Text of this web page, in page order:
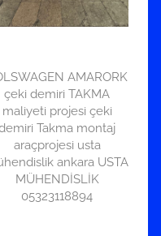
AMARORK
çeki demiri TAKMA
maliyeti projesi çeki
Takma montaj
araçprojesi usta
ankara USTA
MÜHENDİSLİK
05323118894